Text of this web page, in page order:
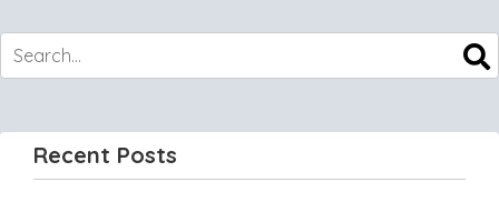
Recent Posts